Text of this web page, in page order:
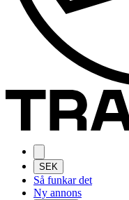
SEK
Så funkar det
Ny annons